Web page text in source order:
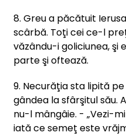
8. Greu a păcătuit
scârbă. Toţi cei ce-l
văzându-i goliciunea, şi
parte şi oftează.
9. Necurăţia sta lipită pe
gândea la sfârşitul său.
nu-l mângâie. - „Vezi-
iată ce semeţ este